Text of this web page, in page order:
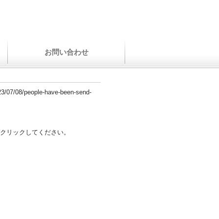
お問い合わせ
07/08/people-have-been-send-
リックしてください。